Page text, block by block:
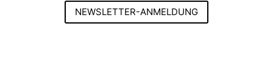
NEWSLETTER-ANMELDUNG